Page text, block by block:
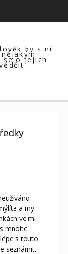
by s ní
se o jejich
a my
velmi
mnoho
s touto
seznámit.